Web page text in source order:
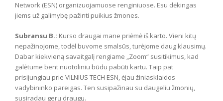
Network (ESN) organizuojamuose renginiuose. Esu dėkingas
jiems už galimybę pažinti puikius žmones.
Subransu B.: Kurso draugai mane priėmė iš karto. Vieni kitų
nepažinojome, todėl buvome smalsūs, turėjome daug klausimų.
Dabar kiekvieną savaitgalį rengiame „Zoom“ susitikimus, kad
galėtume bent nuotoliniu būdu pabūti kartu. Taip pat
prisijungiau prie VILNIUS TECH ESN, ėjau žiniasklaidos
vadybininko pareigas. Ten susipažinau su daugeliu žmonių,
susiradau gerų draugų.